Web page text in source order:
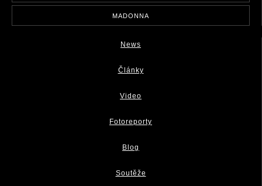
MADONNA
News
Články
Video
Fotoreporty
Blog
Soutěže